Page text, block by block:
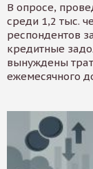
В опросе,
среди 1,2 тыс.
респондентов
кредитные
вынуждены
ежемесячного